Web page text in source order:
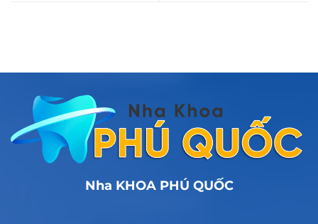
Nha KHOA PHÚ QUỐC